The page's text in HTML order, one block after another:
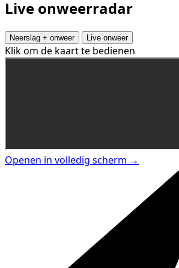
Live onweerradar
Neerslag + onweer Live onweer
Klik om de kaart te bedienen
Openen in volledig scherm →